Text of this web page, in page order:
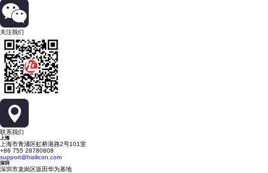
关注我们
联系我们
上海
上海市青浦区虹桥港路2号101室
+86 755 28780808
support@hisilicon.com
深圳
深圳市龙岗区坂田华为基地